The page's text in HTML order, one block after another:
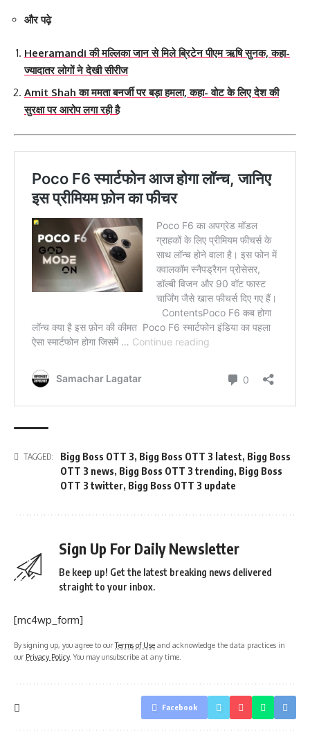
और पढ़े
Heeramandi की मल्लिका जान से मिले ब्रिटेन पीएम ऋषि सुनक, कहा-
ज्यादातर लोगों ने देखी सीरीज
Amit Shah का ममता बनर्जी पर बड़ा हमला, कहा- वोट के लिए देश की
सुरक्षा पर आरोप लगा रही है
TAGGED: Bigg Boss OTT 3, Bigg Boss OTT 3 latest, Bigg Boss
OTT 3 news, Bigg Boss OTT 3 trending, Bigg Boss
OTT 3 twitter, Bigg Boss OTT 3 update
Sign Up For Daily Newsletter
Be keep up! Get the latest breaking news delivered
straight to your inbox.
[mc4wp_form]
By signing up, you agree to ourTerms of Use and acknowledge the data practices in
our Privacy Policy. You may unsubscribe at any time.
Facebook